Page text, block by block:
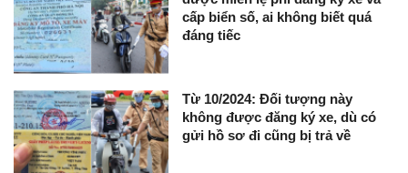
cấp biển số, ai không biết quá
đáng tiếc
Từ 10/2024: Đối tượng này
không được đăng ký xe, dù có
gửi hồ sơ đi cũng bị trả về